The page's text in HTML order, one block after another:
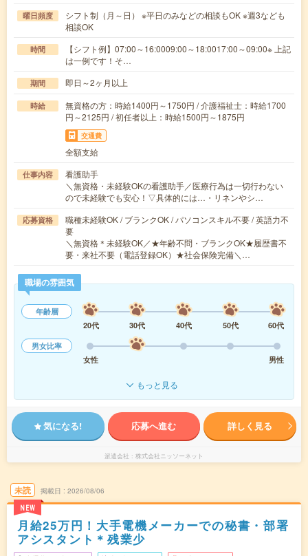
曜日頻度
シフト制（月～日） ※平日のみなどの相談もOK ※週3なども
相談OK
時間
【シフト例】07:00～16:0009:00～18:0017:00～09:00※ 上記
は一例です！そ…
期間 即日～2ヶ月以上
時給
無資格の方：時給1400円～1750円 / 介護福祉士：時給1700
円～2125円 / 初任者以上：時給1500円～1875円
交通費
全額支給
仕事内容
看護助手
＼無資格・未経験OKの看護助手／医療行為は一切行わない
ので未経験でも安心！▽具体的には…・リネンやシ…
応募資格
職種未経験OK / ブランクOK / パソコンスキル不要 / 英語力不
要
＼無資格＊未経験OK／★年齢不問・ブランクOK★履歴書不
要・来社不要（電話登録OK）★社会保険完備＼…
職場の雰囲気
年齢層
20代
30代 40代 50代
60代
男女比率
女性
男性
もっと見る
気になる! 応募へ進む 詳しく見る
派遣会社 株式会社ニッソーネット
未読
NEW
掲載日 2026/08/06
月給25万円！大手電機メーカーでの秘書・部署
アシスタント＊残業少